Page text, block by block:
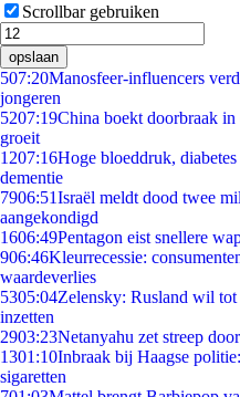
Scrollbar gebruiken
opslaan
507:20Manosfeer-influencers
jongeren
5207:19China boekt doorbraak
groeit
1207:16Hoge bloeddruk,
dementie
7906:51Israël meldt dood twee
aangekondigd
1606:49Pentagon eist snellere
906:46Kleurrecessie:
waardeverlies
5305:04Zelensky: Rusland wil
inzetten
2903:23Netanyahu zet streep
1301:10Inbraak bij Haagse
sigaretten